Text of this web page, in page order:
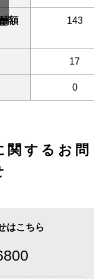
額
143
17
0
関するお問
はこちら